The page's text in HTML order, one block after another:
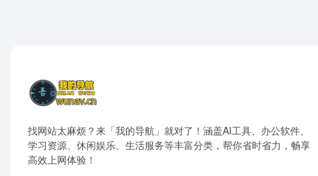
找网站太麻烦？来「我的导航」就对了！涵盖AI工具、办公软件、
学习资源、休闲娱乐、生活服务等丰富分类，帮你省时省力，畅享
高效上网体验！